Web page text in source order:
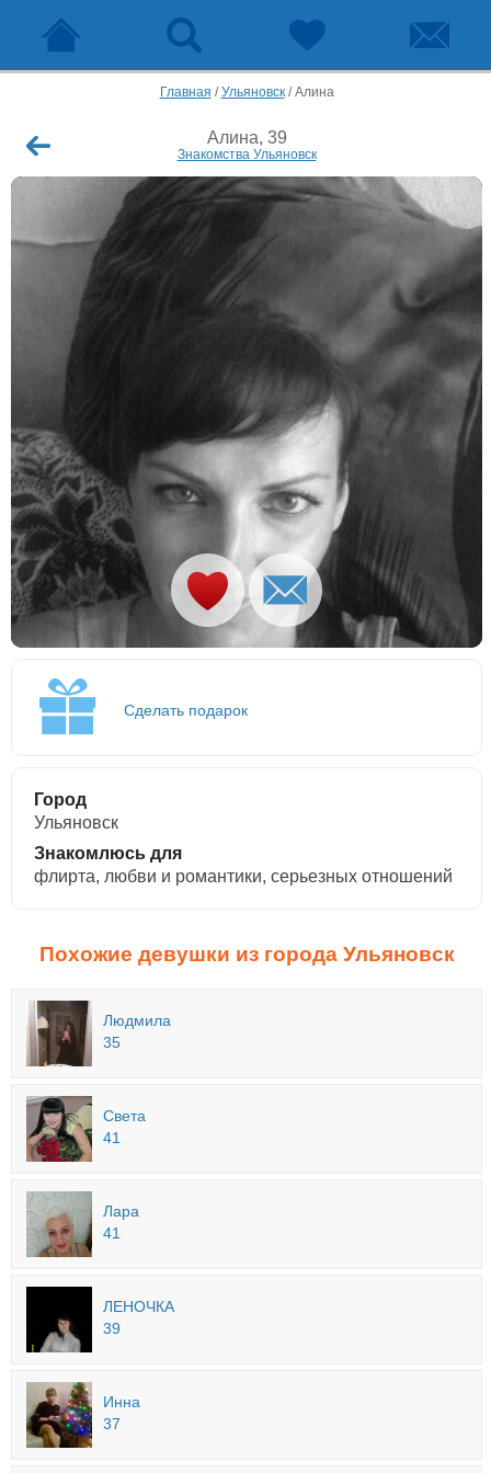
Главная /Ульяновск/Алина
Алина, 39
Знакомства Ульяновск
Сделать подарок
Город
Ульяновск
Знакомлюсь для
флирта, любви и романтики, cерьезных отношений
Похожие девушки из города Ульяновск
Людмила
35
Света
41
Лара
41
ЛЕНОЧКА
39
Инна
37